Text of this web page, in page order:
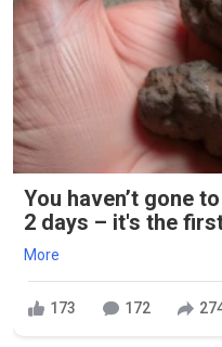
You haven’t gone
2 days – it's the
More
173 172